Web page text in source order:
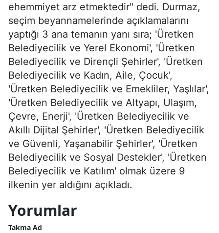
ehemmiyet arz etmektedir" dedi. Durmaz,
seçim beyannamelerinde açıklamalarını
yaptığı 3 ana temanın yanı sıra; 'Üretken
Belediyecilik ve Yerel Ekonomi', 'Üretken
Belediyecilik ve Dirençli Şehirler', 'Üretken
Belediyecilik ve Kadın, Aile, Çocuk',
'Üretken Belediyecilik ve Emekliler, Yaşlılar',
'Üretken Belediyecilik ve Altyapı, Ulaşım,
Çevre, Enerji', 'Üretken Belediyecilik ve
Akıllı Dijital Şehirler', 'Üretken Belediyecilik
ve Güvenli, Yaşanabilir Şehirler', 'Üretken
Belediyecilik ve Sosyal Destekler', 'Üretken
Belediyecilik ve Katılım' olmak üzere 9
ilkenin yer aldığını açıkladı.
Yorumlar
Takma Ad